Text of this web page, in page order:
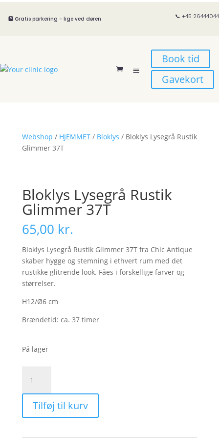
🅿️ Gratis parkering - lige ved døren 📞 +45 26444044
Book tid
Gavekort
Webshop / HJEMMET/ Bloklys / Bloklys Lysegrå Rustik
Glimmer 37T
Bloklys Lysegrå Rustik
Glimmer 37T
65,00 kr.
Bloklys Lysegrå Rustik Glimmer 37T fra Chic Antique
skaber hygge og stemning i ethvert rum med det
rustikke glitrende look. Fåes i forskellige farver og
størrelser.
H12/Ø6 cm
Brændetid: ca. 37 timer
På lager
Lysegrå
Rustik
Glimmer
37T
Tilføj til kurv